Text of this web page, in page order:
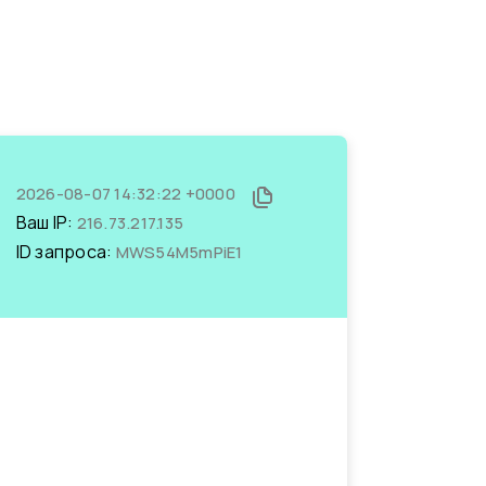
2026-08-07 14:32:22 +0000
Ваш IP: 216.73.217.135
ID запроса: MWS54M5mPiE1